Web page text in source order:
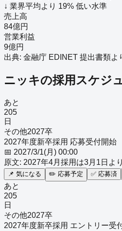
↓ 業界平均より 19% 低い水準
売上高
84億円
営業利益
9億円
出典: 金融庁 EDINET 提出書類よ
ニッキの採用スケジ
あと
205
日
その他2027卒
2027年度新卒採用 応募受付開始
📅 2027/3/1(月) 00:00
原文: 2027年4月採用は3月1日よ
📌 気になる ✏️ 応募予定 ✅ 応募済
あと
205
日
その他2027卒
2027年度新卒採用 エントリー受